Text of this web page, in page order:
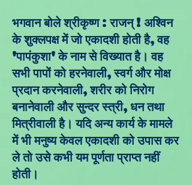
भगवान बोले श्रीकृष्ण : राजन् ! अश्विन
के शुक्लपक्ष में जो एकादशी होती है, वह
'पापंकुशा' के नाम से विख्यात है। वह
सभी पापों को हरनेवाली, स्वर्ग और मोक्ष
प्रदान करनेवाली, शरीर को निरोग
बनानेवाली और सुन्दर स्त्री, धन तथा
मित्रीवाली है। यदि अन्य कार्य के मामले
में भी मनुष्य केवल एकादशी को उपास कर
ले तो उसे कभी यम पूर्णता प्राप्त नहीं
होती।